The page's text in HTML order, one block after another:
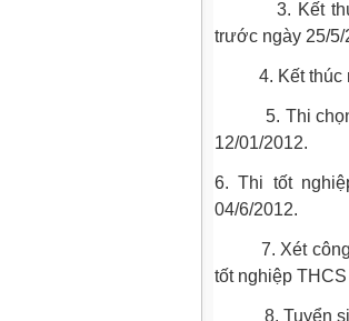
3. Kết thúc
trước ngày 25/5/
4. Kết thúc
5. Thi chọn
12/01/2012.
6. Thi tốt
04/6/2012.
7. Xét công
tốt nghiệp
8. Tuyển sinh